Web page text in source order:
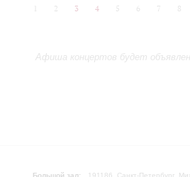
2 3 4 5 6 7 8
Афиша концертов будет
Большой зал: 191186, Санкт-Петербург,